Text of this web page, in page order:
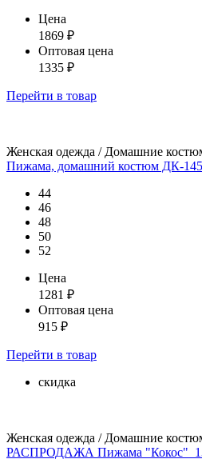
Цена
1869 ₽
Оптовая цена
1335 ₽
Перейти в товар
Женская одежда / Домашние
Пижама, домашний костюм ДК-
44
46
48
50
52
Цена
1281 ₽
Оптовая цена
915 ₽
Перейти в товар
скидка
Женская одежда / Домашние
РАСПРОДАЖА Пижама